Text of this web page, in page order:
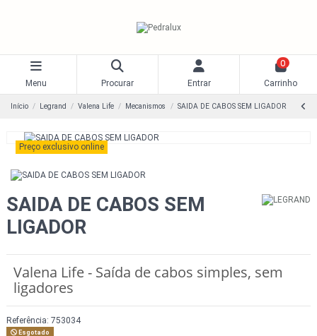
Menu Procurar Entrar
0
Carrinho
Início Legrand Valena Life Mecanismos SAIDA DE CABOS SEM LIGADOR
Preço exclusivo online
SAIDA DE CABOS SEM
LIGADOR
Valena Life - Saída de cabos simples, sem
ligadores
Referência: 753034
Esgotado